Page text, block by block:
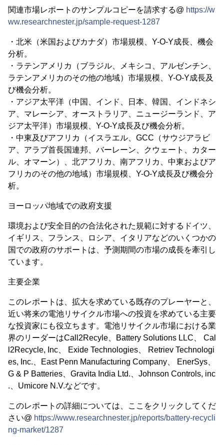
関連市場レポートのサンプルコピーを請求する@ https://w
ww.researchnester.jp/sample-request-1287
・北米（米国およびカナダ）市場規模、Y-O-Y成長、機会
分析。
・ラテンアメリカ（ブラジル、メキシコ、アルゼンチン、
ラテンアメリカのその他の地域）市場規模、Y-O-Y成長及
び機会分析。
・アジア太平洋（中国、インド、日本、韓国、インドネシ
ア、マレーシア、オーストラリア、ニュージーランド、ア
ジア太平洋）市場規模、Y-O-Y成長及び機会分析。
・中東及びアフリカ（イスラエル、GCC（サウジアラビ
ア、アラブ首長国連邦、バーレーン、クウェート、カター
ル、オマーン）、北アフリカ、南アフリカ、中東およびア
フリカのその他の地域）市場規模、Y-O-Y成長及び機会分
析。
ヨーロッパ地域での政府支援
環境および安全目的の合法化された規範に対するドイツ、
イギリス、フランス、ロシア、イタリアなどのいくつかの
国での政府のサポートは、予測期間の市場の成長を牽引し
ています。
主要企業
このレポートは、拡大を求めている既存のプレーヤーと、
近い将来の電池リサイクル市場への投資を求めている主要
な投資家にも役立ちます。電池リサイクル市場における業
界のリーダーはCall2Recyle、Battery Solutions LLC、 Cal
l2Recycle, Inc、 Exide Technologies、 Retriev Technologi
es, Inc.、East Penn Manufacturing Company、 EnerSys、
G & P Batteries、Gravita India Ltd.、Johnson Controls, inc
.、Umicore N.V.などです。
このレポートの詳細については、ここをクリックしてくだ
さい@ https://www.researchnester.jp/reports/battery-recycli
ng-market/1287